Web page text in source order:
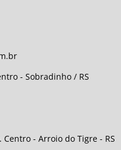
- Sobradinho / RS
- Arroio do Tigre - RS